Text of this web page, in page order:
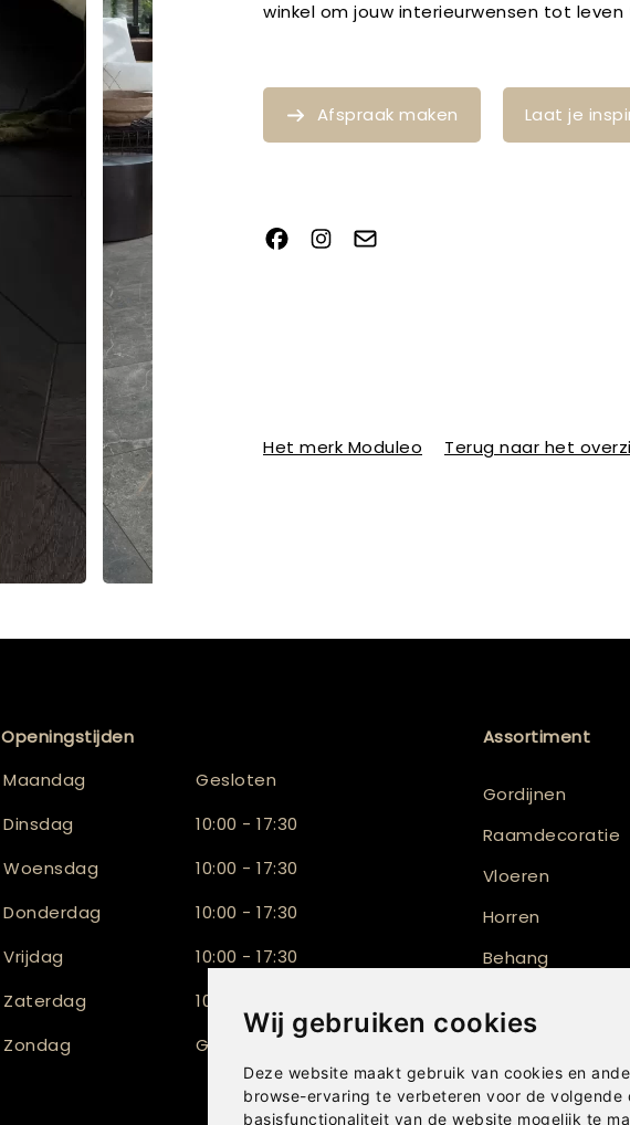
Wij gebruiken cookies
Deze website maakt gebruik van cookies en
browse-ervaring te verbeteren voor de volgende
basisfunctionaliteit van de website mogelijk te
winkel om jouw interieurwensen tot
Afspraak maken Laat je
Het merk Moduleo Terug naar het
Openingstijden
Maandag
Gesloten
Dinsdag
10:00 - 17:30
Woensdag
10:00 - 17:30
Donderdag
10:00 - 17:30
Vrijdag
10:00 - 17:30
Zaterdag
10:00 - 16:30
Zondag
Gesloten
Assortiment
Gordijnen
Raamdecoratie
Vloeren
Horren
Behang
Shutters